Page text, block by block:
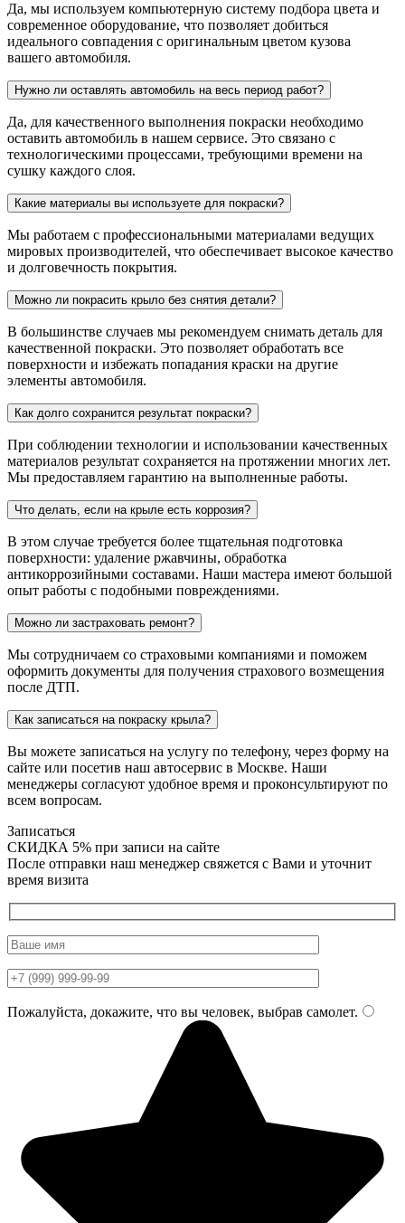
Да, мы используем компьютерную систему подбора цвета и
современное оборудование, что позволяет добиться
идеального совпадения с оригинальным цветом кузова
вашего автомобиля.
Нужно ли оставлять автомобиль на весь период работ?
Да, для качественного выполнения покраски необходимо
оставить автомобиль в нашем сервисе. Это связано с
технологическими процессами, требующими времени на
сушку каждого слоя.
Какие материалы вы используете для покраски?
Мы работаем с профессиональными материалами ведущих
мировых производителей, что обеспечивает высокое качество
и долговечность покрытия.
Можно ли покрасить крыло без снятия детали?
В большинстве случаев мы рекомендуем снимать деталь для
качественной покраски. Это позволяет обработать все
поверхности и избежать попадания краски на другие
элементы автомобиля.
Как долго сохранится результат покраски?
При соблюдении технологии и использовании качественных
материалов результат сохраняется на протяжении многих лет.
Мы предоставляем гарантию на выполненные работы.
Что делать, если на крыле есть коррозия?
В этом случае требуется более тщательная подготовка
поверхности: удаление ржавчины, обработка
антикоррозийными составами. Наши мастера имеют большой
опыт работы с подобными повреждениями.
Можно ли застраховать ремонт?
Мы сотрудничаем со страховыми компаниями и поможем
оформить документы для получения страхового возмещения
после ДТП.
Как записаться на покраску крыла?
Вы можете записаться на услугу по телефону, через форму на
сайте или посетив наш автосервис в Москве. Наши
менеджеры согласуют удобное время и проконсультируют по
всем вопросам.
Записаться
СКИДКА 5% при записи на сайте
После отправки наш менеджер свяжется с Вами и уточнит
время визита
Пожалуйста, докажите, что вы человек, выбрав самолет.